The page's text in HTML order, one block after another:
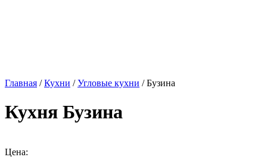
Главная /Кухни /Угловые кухни / Бузина
Кухня Бузина
Цена: